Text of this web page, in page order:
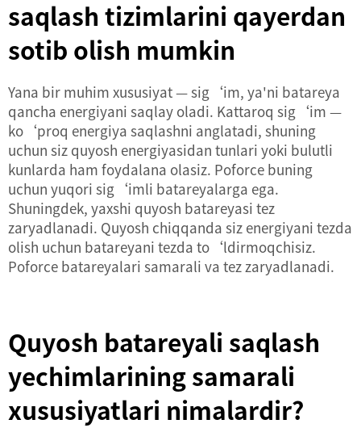
saqlash tizimlarini qayerdan
sotib olish mumkin
Yana bir muhim xususiyat — sig‘im, ya'ni batareya
qancha energiyani saqlay oladi. Kattaroq sig‘im —
ko‘proq energiya saqlashni anglatadi, shuning
uchun siz quyosh energiyasidan tunlari yoki bulutli
kunlarda ham foydalana olasiz. Poforce buning
uchun yuqori sig‘imli batareyalarga ega.
Shuningdek, yaxshi quyosh batareyasi tez
zaryadlanadi. Quyosh chiqqanda siz energiyani tezda
olish uchun batareyani tezda to‘ldirmoqchisiz.
Poforce batareyalari samarali va tez zaryadlanadi.
Quyosh batareyali saqlash
yechimlarining samarali
xususiyatlari nimalardir?